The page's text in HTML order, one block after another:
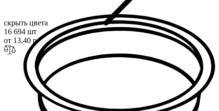
скрыть цвета
16 694 шт
от 13,40 р.